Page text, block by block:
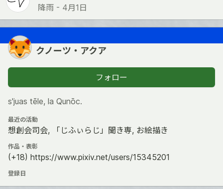
降雨 - 4月1日
クノーツ・アクア
フォロー
s'juas tēle, la Qunōc.
最近の活動
想創会司会, 「じふぃらじ」聞き専, お絵描き
作品・表彰
(+18) https://www.pixiv.net/users/15345201
登録日